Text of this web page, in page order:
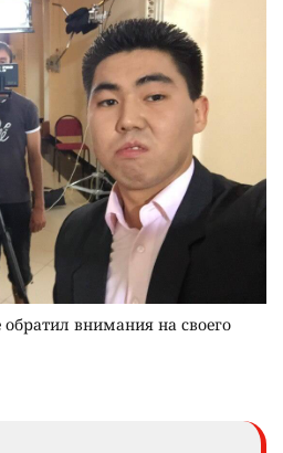
внимания на своего